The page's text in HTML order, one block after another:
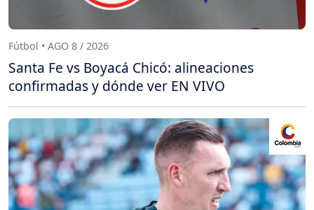
Fútbol • AGO 8 / 2026
Santa Fe vs Boyacá Chicó: alineaciones
confirmadas y dónde ver EN VIVO